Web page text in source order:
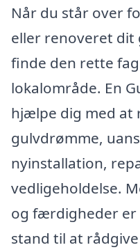
Når du står over
eller renoveret dit
finde den rette
lokalområde. En
hjælpe dig med at
gulvdrømme,
nyinstallation,
vedligeholdelse.
og færdigheder er
stand til at